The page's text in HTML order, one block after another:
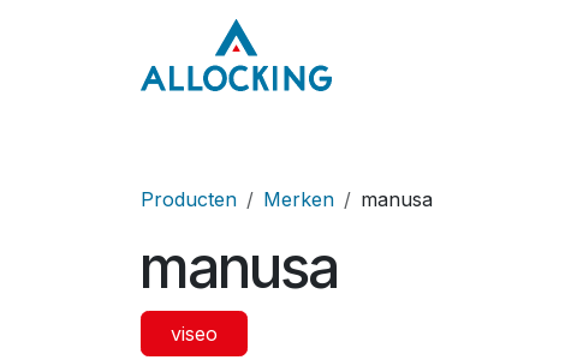
Producten Merken manusa
manusa
viseo